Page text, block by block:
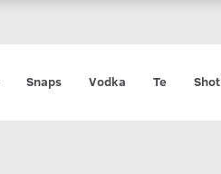
Snaps Vodka Te Shot